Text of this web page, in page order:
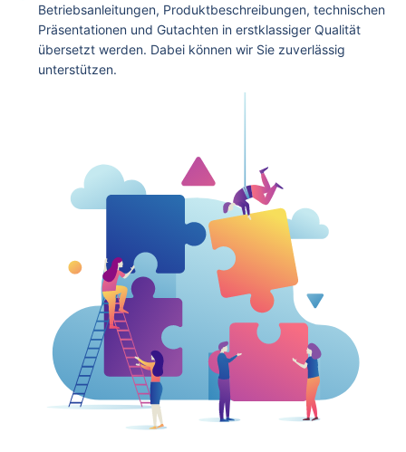
Betriebsanleitungen, Produktbeschreibungen, technischen
Präsentationen und Gutachten in erstklassiger Qualität
übersetzt werden. Dabei können wir Sie zuverlässig
unterstützen.